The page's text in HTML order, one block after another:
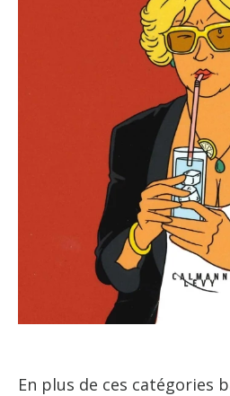
En plus de ces catégories